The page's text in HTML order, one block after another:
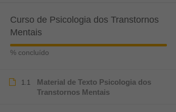
Curso de Psicologia dos Transtornos
Mentais
% concluído
1.1
Material de Texto Psicologia dos
Transtornos Mentais